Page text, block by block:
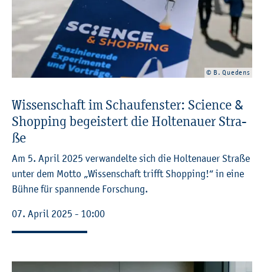
© B. Que­dens
Wis­sen­schaft im Schau­fens­ter: Sci­ence &
Shop­ping be­geis­tert die Hol­ten­au­er Stra­
ße
Am 5. April 2025 ver­wan­del­te sich die Hol­ten­au­er Stra­ße
unter dem Motto „Wis­sen­schaft trifft Shop­ping!“ in eine
Bühne für span­nen­de For­schung.
07. April 2025 - 10:00